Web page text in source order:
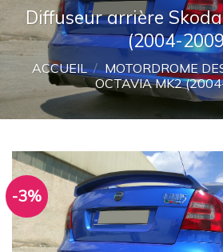
Diffuseur arrière
(2004-
ACCUEIL / MOTORDROME
OCTAVIA MK2
-3%